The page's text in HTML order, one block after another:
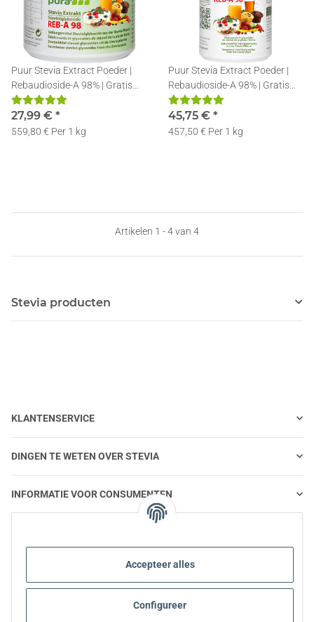
Accepteer alles
Configureer
Puur Stevia Extract Poeder |
Rebaudioside-A 98% | Gratis
Doseerlepel | 50g
27,99 € *
559,80 € Per 1 kg
Puur Stevia Extract Poeder |
Rebaudioside-A 98% | Gratis
Doseerlepel | 100g
45,75 € *
457,50 € Per 1 kg
Artikelen 1 - 4 van 4
Stevia producten
KLANTENSERVICE
DINGEN TE WETEN OVER STEVIA
INFORMATIE VOOR CONSUMENTEN
STEVIA | VRAGEN EN ANTWOORDEN
INFORMATIE OVER STEVIA PRODUCTEN